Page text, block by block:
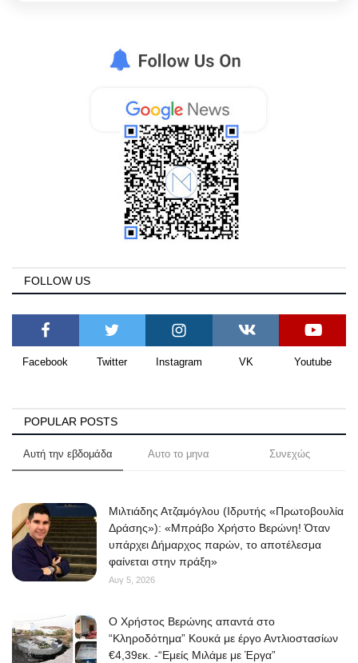
FOLLOW US
Facebook Twitter Instagram VK Youtube
POPULAR POSTS
Αυτή την εβδομάδα Αυτο το μηνα Συνεχώς
Μιλτιάδης Ατζαμόγλου (Ιδρυτής «Πρωτοβουλία
Δράσης»): «Μπράβο Χρήστο Βερώνη! Όταν
υπάρχει Δήμαρχος παρών, το αποτέλεσμα
φαίνεται στην πράξη»
Αυγ 5, 2026
O Χρήστος Βερώνης απαντά στο
“Κληροδότημα” Κουκά με έργο Αντλιοστασίων
€4,39εκ. -“Εμείς Μιλάμε με Έργα”